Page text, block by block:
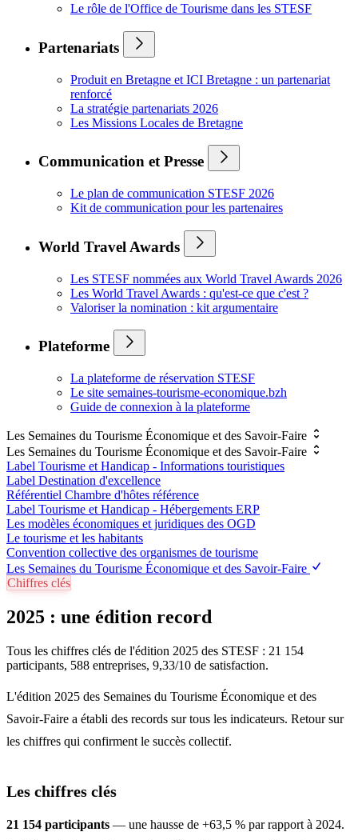
Le rôle de l'Office de Tourisme dans les STESF
Partenariats
Produit en Bretagne et ICI Bretagne : un partenariat
renforcé
La stratégie partenariats 2026
Les Missions Locales de Bretagne
Communication et Presse
Le plan de communication STESF 2026
Kit de communication pour les partenaires
World Travel Awards
Les STESF nommées aux World Travel Awards 2026
Les World Travel Awards : qu'est-ce que c'est ?
Valoriser la nomination : kit argumentaire
Plateforme
La plateforme de réservation STESF
Le site semaines-tourisme-economique.bzh
Guide de connexion à la plateforme
Les Semaines du Tourisme Économique et des Savoir-Faire
Les Semaines du Tourisme Économique et des Savoir-Faire
Label Tourisme et Handicap - Informations touristiques
Label Destination d'excellence
Référentiel Chambre d'hôtes référence
Label Tourisme et Handicap - Hébergements ERP
Les modèles économiques et juridiques des OGD
Le tourisme et les habitants
Convention collective des organismes de tourisme
Les Semaines du Tourisme Économique et des Savoir-Faire
Chiffres clés
2025 : une édition record
Tous les chiffres clés de l'édition 2025 des STESF : 21 154
participants, 588 entreprises, 9,33/10 de satisfaction.
L'édition 2025 des Semaines du Tourisme Économique et des
Savoir-Faire a établi des records sur tous les indicateurs. Retour sur
les chiffres qui confirment le succès collectif.
Les chiffres clés
21 154 participants — une hausse de +63,5 % par rapport à 2024.